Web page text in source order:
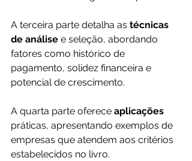
A terceira parte detalha as técnicas
de análise e seleção, abordando
fatores como histórico de
pagamento, solidez financeira e
potencial de crescimento.
A quarta parte oferece aplicações
práticas, apresentando exemplos de
empresas que atendem aos critérios
estabelecidos no livro.